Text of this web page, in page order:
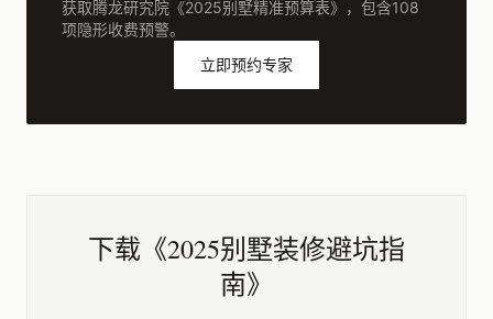
获取腾龙研究院《2025别墅精准预算表》，包含108
项隐形收费预警。
立即预约专家
下载《2025别墅装修避坑指
南》